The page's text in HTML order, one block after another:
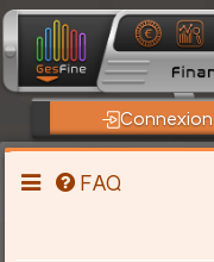
Connexion
FAQ